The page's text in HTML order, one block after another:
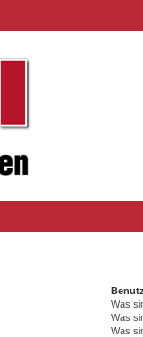
Was
Was
Was